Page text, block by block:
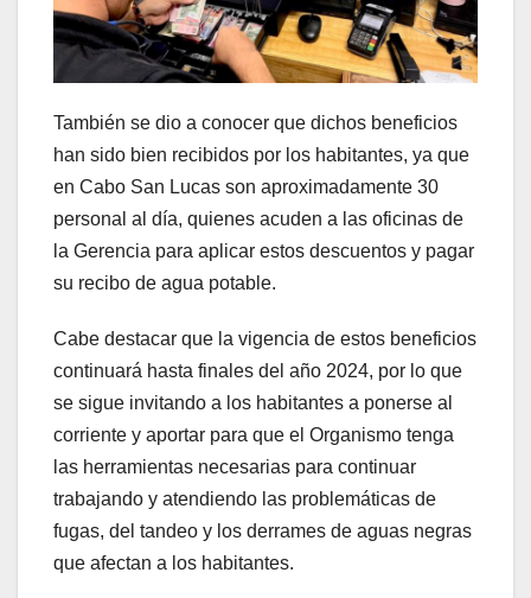
También se dio a conocer que dichos beneficios
han sido bien recibidos por los habitantes, ya que
en Cabo San Lucas son aproximadamente 30
personal al día, quienes acuden a las oficinas de
la Gerencia para aplicar estos descuentos y pagar
su recibo de agua potable.
Cabe destacar que la vigencia de estos beneficios
continuará hasta finales del año 2024, por lo que
se sigue invitando a los habitantes a ponerse al
corriente y aportar para que el Organismo tenga
las herramientas necesarias para continuar
trabajando y atendiendo las problemáticas de
fugas, del tandeo y los derrames de aguas negras
que afectan a los habitantes.